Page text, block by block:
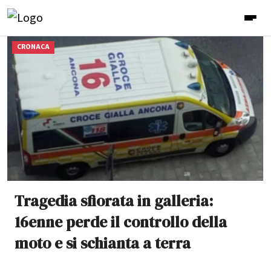
CRONACA
Tragedia sfiorata in galleria:
16enne perde il controllo della
moto e si schianta a terra